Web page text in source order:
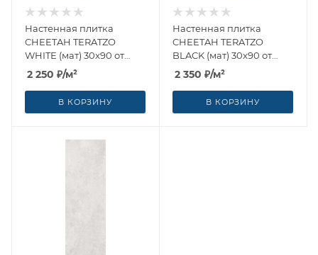
Настенная плитка
CHEETAH TERATZO
WHITE (мат) 30x90 от
Alborz Ceramic CO (Иран)
2 250 ₽/м²
В КОРЗИНУ
Настенная плитка
CHEETAH TERATZO
BLACK (мат) 30x90 от
Alborz Ceramic CO (Иран)
2 350 ₽/м²
В КОРЗИНУ